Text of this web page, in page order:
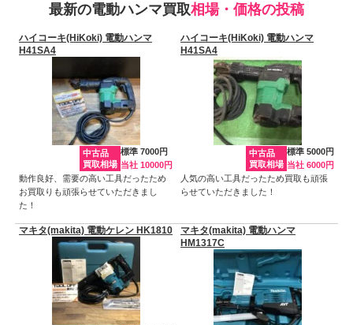
最新の電動ハンマ買取相場・価格の投稿
ハイコーキ(HiKoki) 電動ハンマ
H41SA4
中古品
買取相場
標準 7000円
当社 10000円
動作良好、需要の高い工具だったため
お買取りも頑張らせていただきまし
た！
ハイコーキ(HiKoki) 電動ハンマ
H41SA4
中古品
買取相場
標準 5000円
当社 6000円
人気の高い工具だったため買取も頑張
らせていただきました！
マキタ(makita) 電動ケレン HK1810
マキタ(makita) 電動ハンマ
HM1317C